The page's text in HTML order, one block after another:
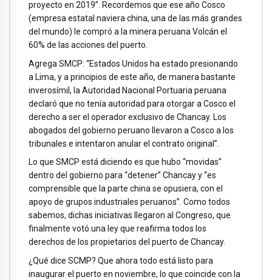
proyecto en 2019”. Recordemos que ese año Cosco
(empresa estatal naviera china, una de las más grandes
del mundo) le compró a la minera peruana Volcán el
60% de las acciones del puerto.
Agrega SMCP: “Estados Unidos ha estado presionando
a Lima, y a principios de este año, de manera bastante
inverosímil, la Autoridad Nacional Portuaria peruana
declaró que no tenía autoridad para otorgar a Cosco el
derecho a ser el operador exclusivo de Chancay. Los
abogados del gobierno peruano llevaron a Cosco a los
tribunales e intentaron anular el contrato original”.
Lo que SMCP está diciendo es que hubo “movidas”
dentro del gobierno para “detener” Chancay y “es
comprensible que la parte china se opusiera, con el
apoyo de grupos industriales peruanos”. Como todos
sabemos, dichas iniciativas llegaron al Congreso, que
finalmente votó una ley que reafirma todos los
derechos de los propietarios del puerto de Chancay.
¿Qué dice SCMP? Que ahora todo está listo para
inaugurar el puerto en noviembre, lo que coincide con la